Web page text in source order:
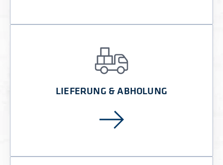
LIEFERUNG & ABHOLUNG